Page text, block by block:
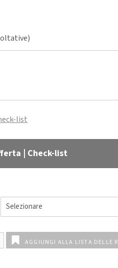
list
| Check-list
AGGIUNGI ALLA LISTA DELLE